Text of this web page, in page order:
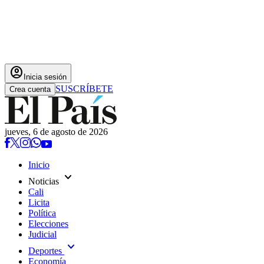
account_circle Inicia sesión
Crea cuenta SUSCRÍBETE
jueves, 6 de agosto de 2026
Inicio
Noticias expand_more
Cali
Licita
Política
Elecciones
Judicial
Deportes expand_more
Economía